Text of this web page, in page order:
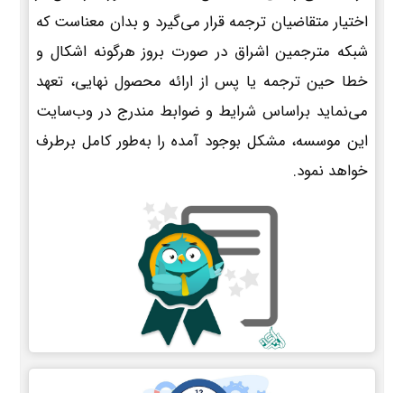
اختیار متقاضیان ترجمه قرار می‌گیرد و بدان معناست که
شبکه مترجمین اشراق در صورت بروز هرگونه اشکال و
خطا حین ترجمه یا پس از ارائه محصول نهایی، تعهد
می‌نماید براساس شرایط و ضوابط مندرج در وب‌سایت
این موسسه، مشکل بوجود آمده را به‌طور کامل برطرف
خواهد نمود.